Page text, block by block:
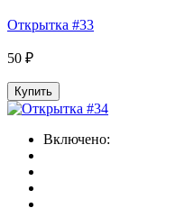
Открытка #33
50 ₽
Купить
Включено: